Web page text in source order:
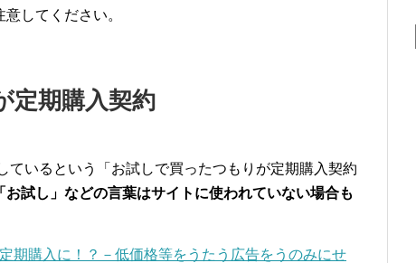
してください。
定期購入契約
ているという「お試しで買ったつもりが定期購入契約
お試し」などの言葉はサイトに使われていない場合も
期購入に！？－低価格等をうたう広告をうのみにせ